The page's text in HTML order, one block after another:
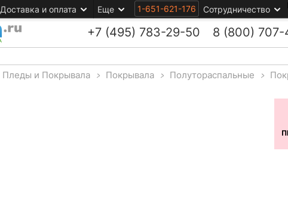
Доставка и оплата Еще 1-651-621-176 Сотрудничество
+7 (495) 783-29-50 8 (800) 707-
Пледы и Покрывала > Покрывала > Полутораспальные >